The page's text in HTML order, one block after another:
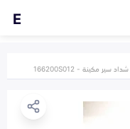
E
شداد سير مكينة - 166200S012